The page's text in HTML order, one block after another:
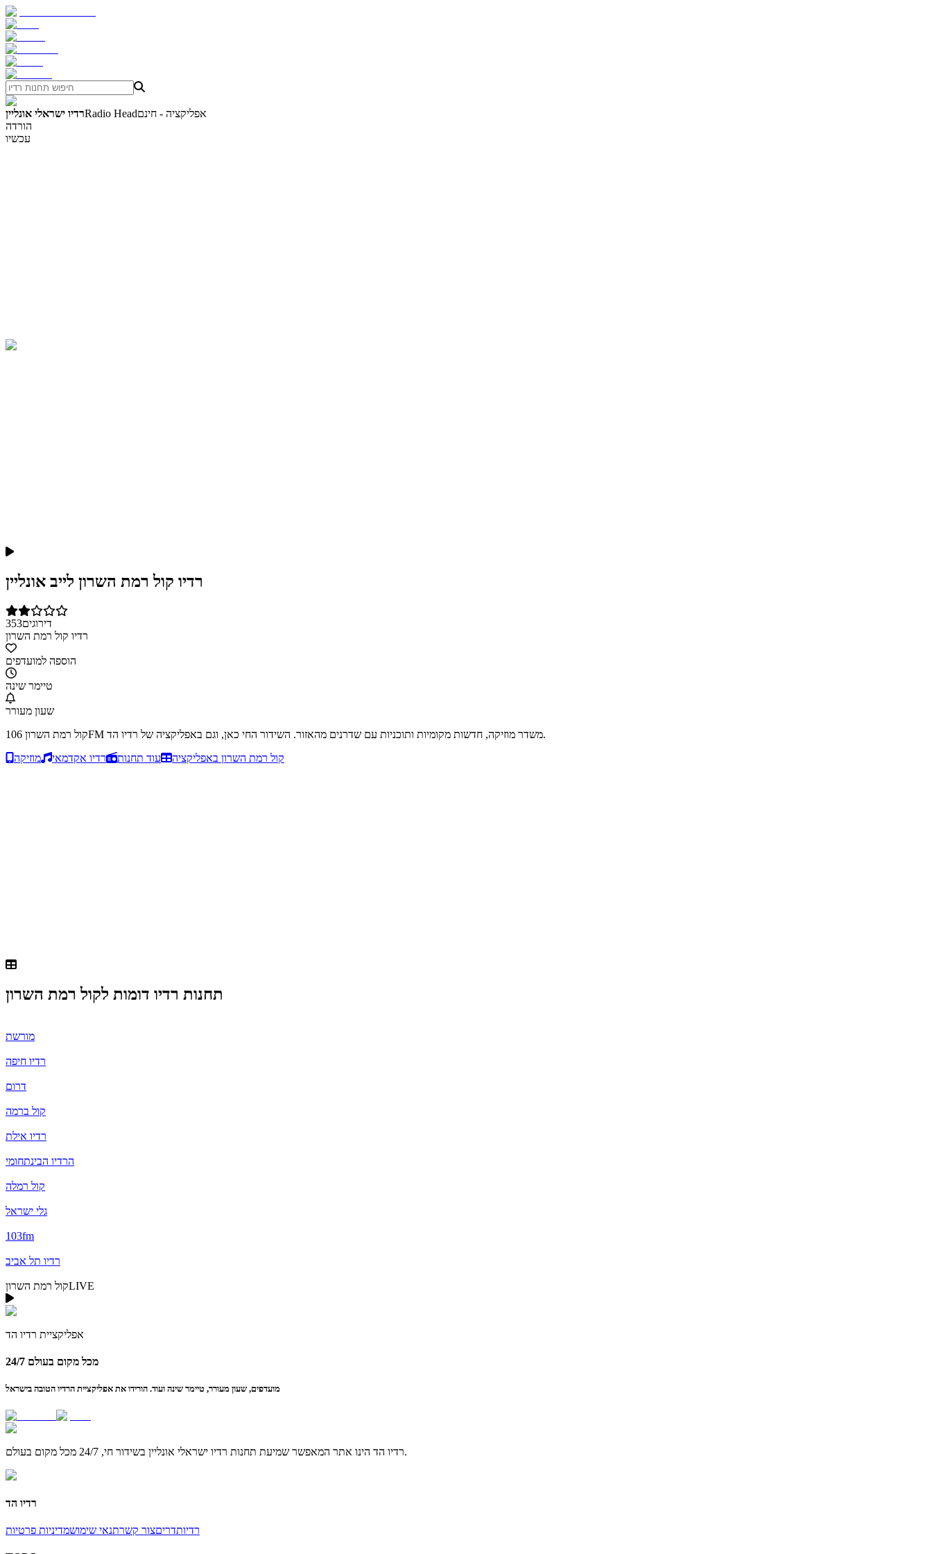
רדיו ישראלי אונלייןRadio Headאפליקציה - חינם
הורדה
עכשיו
רדיו קול רמת השרון לייב אונליין
353דירוגים
רדיו קול רמת השרון
הוספה למועדפים
טיימר שינה
שעון מעורר
קול רמת השרון 106FM משדר מוזיקה, חדשות מקומיות ותוכניות עם שדרנים מהאזור. השידור החי כאן, וגם באפליקציה של רדיו הד.
קול רמת השרון באפליקציה
עוד תחנות רדיו אקדמאי מוזיקה
תחנות רדיו דומות לקול רמת השרון
מורשת
רדיו חיפה
דרום
קול ברמה
רדיו אילת
הרדיו הבינתחומי
קול רמלה
גלי ישראל
103fm
רדיו תל אביב
קול רמת השרוןLIVE
אפליקציית רדיו הד
24/7 מכל מקום בעולם
מועדפים, שעון מעורר, טיימר שינה ועוד. הורידו את אפליקציית הרדיו הטובה בישראל
רדיו הדהינו אתר המאפשר שמיעת תחנות רדיו ישראלי אונליין בשידור חי, 24/7 מכל מקום בעולם.
רדיו הד
רדיותדריםצור קשרתנאי שימושמדיניות פרטיות